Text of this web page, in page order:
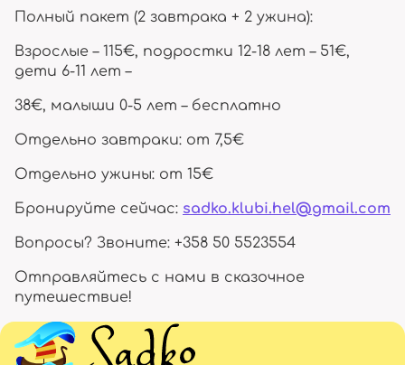
Полный пакет (2 завтрака + 2 ужина):
Взрослые – 115€, подростки 12-18 лет – 51€,
дети 6-11 лет –
38€, малыши 0-5 лет – бесплатно
Отдельно завтраки: от 7,5€
Отдельно ужины: от 15€
Бронируйте сейчас: sadko.klubi.hel@gmail.com
Вопросы? Звоните: +358 50 5523554
Отправляйтесь с нами в сказочное
путешествие!